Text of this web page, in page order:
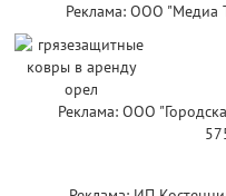
Реклама: ООО "Медиа
Реклама: ООО